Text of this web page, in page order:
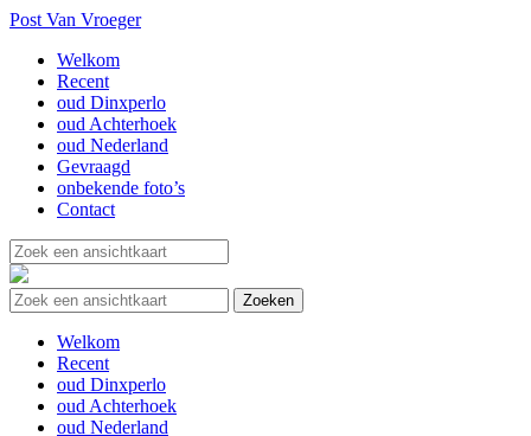
Post Van Vroeger
Welkom
Recent
oud Dinxperlo
oud Achterhoek
oud Nederland
Gevraagd
onbekende foto’s
Contact
Welkom
Recent
oud Dinxperlo
oud Achterhoek
oud Nederland